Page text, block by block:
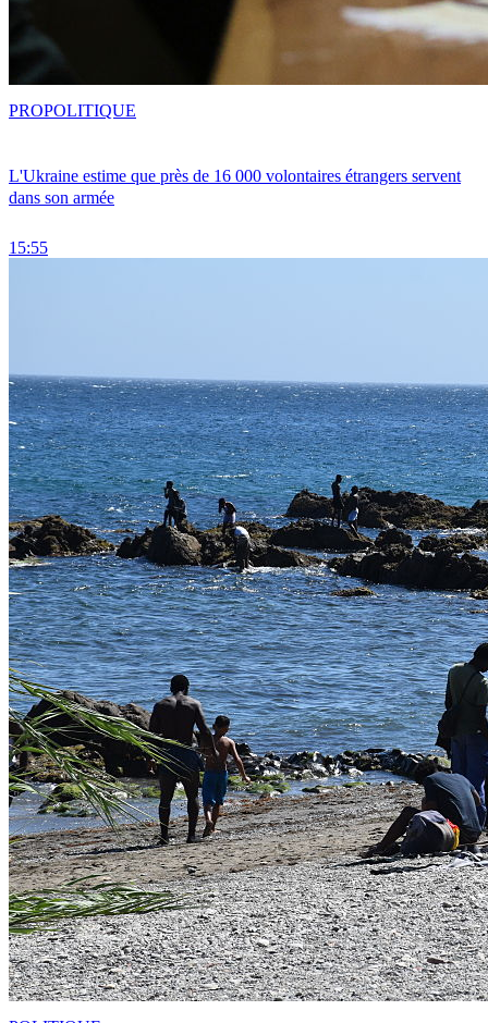
L'Ukraine estime que près de 16 000 volontaires étrangers servent
dans son armée
15:55
PROPOLITIQUE